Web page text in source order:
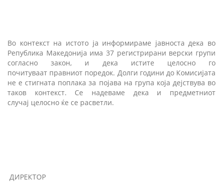
Во контекст на истото ја информираме јавноста дека во
Република Македонија има 37 регистрирани верски групи
согласно закон, и дека истите целосно го
почитуваат правниот поредок. Долги години до Комисијата
не е стигната поплака за појава на група која дејствува во
таков контекст. Се надеваме дека и предметниот
случај целосно ќе се расветли.
ДИРЕКТОР